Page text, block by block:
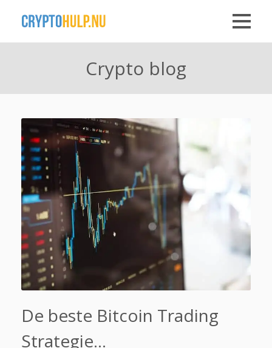
Crypto blog
De beste Bitcoin Trading
Strategie…